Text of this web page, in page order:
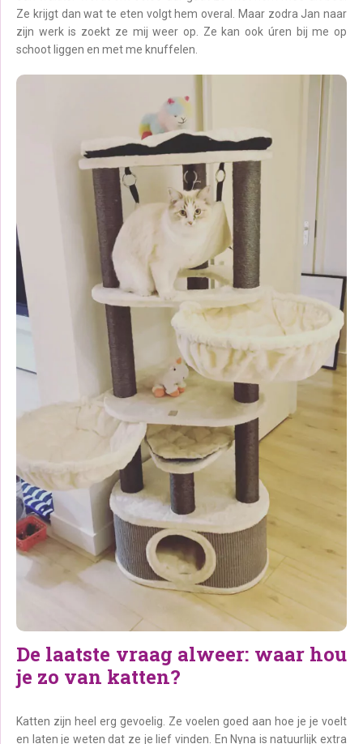
Ze krijgt dan wat te eten volgt hem overal. Maar zodra Jan naar
zijn werk is zoekt ze mij weer op. Ze kan ook úren bij me op
schoot liggen en met me knuffelen.
De laatste vraag alweer: waar hou
je zo van katten?
Katten zijn heel erg gevoelig. Ze voelen goed aan hoe je je voelt
en laten je weten dat ze je lief vinden. En Nyna is natuurlijk extra